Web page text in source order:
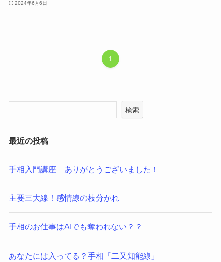
2024年6月6日
1
検索
最近の投稿
手相入門講座 ありがとうございました！
主要三大線！感情線の枝分かれ
手相のお仕事はAIでも奪われない？？
あなたには入ってる？手相「二又知能線」